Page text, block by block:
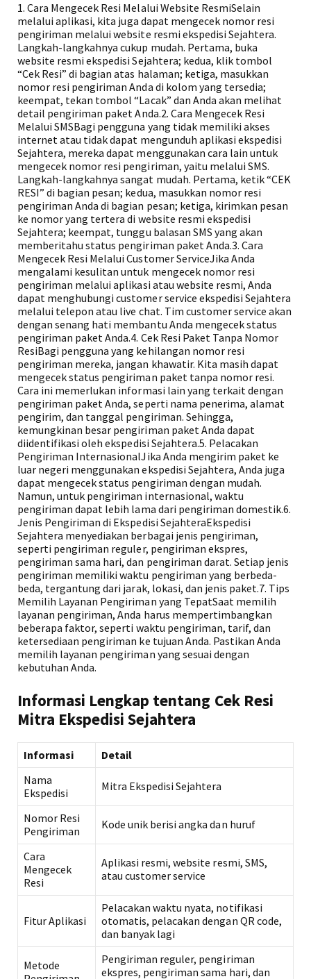
1. Cara Mengecek Resi Melalui Website ResmiSelain
melalui aplikasi, kita juga dapat mengecek nomor resi
pengiriman melalui website resmi ekspedisi Sejahtera.
Langkah-langkahnya cukup mudah. Pertama, buka
website resmi ekspedisi Sejahtera; kedua, klik tombol
“Cek Resi” di bagian atas halaman; ketiga, masukkan
nomor resi pengiriman Anda di kolom yang tersedia;
keempat, tekan tombol “Lacak” dan Anda akan melihat
detail pengiriman paket Anda.2. Cara Mengecek Resi
Melalui SMSBagi pengguna yang tidak memiliki akses
internet atau tidak dapat mengunduh aplikasi ekspedisi
Sejahtera, mereka dapat menggunakan cara lain untuk
mengecek nomor resi pengiriman, yaitu melalui SMS.
Langkah-langkahnya sangat mudah. Pertama, ketik “CEK
RESI” di bagian pesan; kedua, masukkan nomor resi
pengiriman Anda di bagian pesan; ketiga, kirimkan pesan
ke nomor yang tertera di website resmi ekspedisi
Sejahtera; keempat, tunggu balasan SMS yang akan
memberitahu status pengiriman paket Anda.3. Cara
Mengecek Resi Melalui Customer ServiceJika Anda
mengalami kesulitan untuk mengecek nomor resi
pengiriman melalui aplikasi atau website resmi, Anda
dapat menghubungi customer service ekspedisi Sejahtera
melalui telepon atau live chat. Tim customer service akan
dengan senang hati membantu Anda mengecek status
pengiriman paket Anda.4. Cek Resi Paket Tanpa Nomor
ResiBagi pengguna yang kehilangan nomor resi
pengiriman mereka, jangan khawatir. Kita masih dapat
mengecek status pengiriman paket tanpa nomor resi.
Cara ini memerlukan informasi lain yang terkait dengan
pengiriman paket Anda, seperti nama penerima, alamat
pengirim, dan tanggal pengiriman. Sehingga,
kemungkinan besar pengiriman paket Anda dapat
diidentifikasi oleh ekspedisi Sejahtera.5. Pelacakan
Pengiriman InternasionalJika Anda mengirim paket ke
luar negeri menggunakan ekspedisi Sejahtera, Anda juga
dapat mengecek status pengiriman dengan mudah.
Namun, untuk pengiriman internasional, waktu
pengiriman dapat lebih lama dari pengiriman domestik.6.
Jenis Pengiriman di Ekspedisi SejahteraEkspedisi
Sejahtera menyediakan berbagai jenis pengiriman,
seperti pengiriman reguler, pengiriman ekspres,
pengiriman sama hari, dan pengiriman darat. Setiap jenis
pengiriman memiliki waktu pengiriman yang berbeda-
beda, tergantung dari jarak, lokasi, dan jenis paket.7. Tips
Memilih Layanan Pengiriman yang TepatSaat memilih
layanan pengiriman, Anda harus mempertimbangkan
beberapa faktor, seperti waktu pengiriman, tarif, dan
ketersediaan pengiriman ke tujuan Anda. Pastikan Anda
memilih layanan pengiriman yang sesuai dengan
kebutuhan Anda.
Informasi Lengkap tentang Cek Resi
Mitra Ekspedisi Sejahtera
Informasi
Detail
Nama
Ekspedisi
Mitra Ekspedisi Sejahtera
Nomor Resi
Pengiriman
Kode unik berisi angka dan huruf
Cara
Mengecek
Resi
Aplikasi resmi, website resmi, SMS,
atau customer service
Fitur Aplikasi
Pelacakan waktu nyata, notifikasi
otomatis, pelacakan dengan QR code,
dan banyak lagi
Metode
Pengiriman reguler, pengiriman
ekspres, pengiriman sama hari, dan